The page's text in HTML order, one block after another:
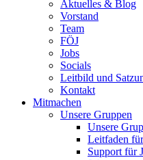
Aktuelles & Blog
Vorstand
Team
FÖJ
Jobs
Socials
Leitbild und
Kontakt
Mitmachen
Unsere Gruppen
Unsere
Leitfaden
Support für